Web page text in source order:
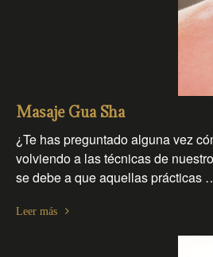
Masaje Gua Sha
¿Te has preguntado alguna vez
volviendo a las técnicas de
se debe a que aquellas prácticas
Leer más